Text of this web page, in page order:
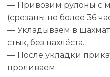
— Привозим рулоны с
(срезаны не более 36
— Укладываем в
стык, без нахлёста.
— После укладки
проливаем.